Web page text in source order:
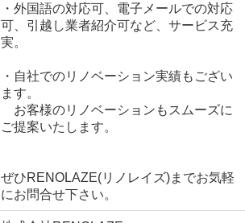
・外国語の対応可、電子メールでの対応
可、引越し業者紹介可など、サービス充
実。
・自社でのリノベーション実績もござい
ます。
お客様のリノベーションもスムーズに
ご提案いたします。
ぜひRENOLAZE(リノレイズ)までお気軽
にお問合せ下さい。